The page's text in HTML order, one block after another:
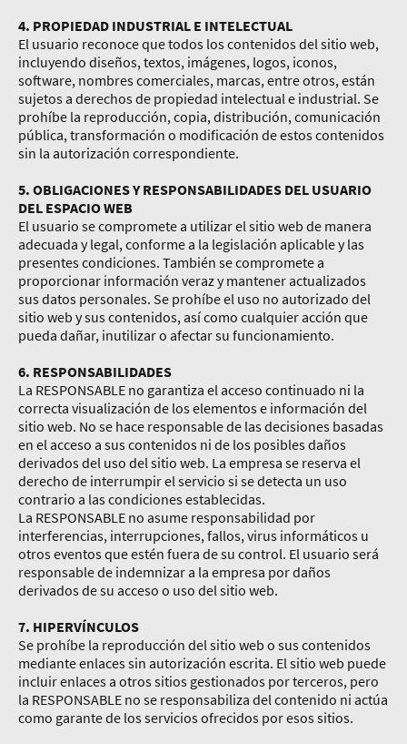
4. PROPIEDAD INDUSTRIAL E INTELECTUAL
El usuario reconoce que todos los contenidos del sitio web,
incluyendo diseños, textos, imágenes, logos, iconos,
software, nombres comerciales, marcas, entre otros, están
sujetos a derechos de propiedad intelectual e industrial. Se
prohíbe la reproducción, copia, distribución, comunicación
pública, transformación o modificación de estos contenidos
sin la autorización correspondiente.
5. OBLIGACIONES Y RESPONSABILIDADES DEL USUARIO
DEL ESPACIO WEB
El usuario se compromete a utilizar el sitio web de manera
adecuada y legal, conforme a la legislación aplicable y las
presentes condiciones. También se compromete a
proporcionar información veraz y mantener actualizados
sus datos personales. Se prohíbe el uso no autorizado del
sitio web y sus contenidos, así como cualquier acción que
pueda dañar, inutilizar o afectar su funcionamiento.
6. RESPONSABILIDADES
La RESPONSABLE no garantiza el acceso continuado ni la
correcta visualización de los elementos e información del
sitio web. No se hace responsable de las decisiones basadas
en el acceso a sus contenidos ni de los posibles daños
derivados del uso del sitio web. La empresa se reserva el
derecho de interrumpir el servicio si se detecta un uso
contrario a las condiciones establecidas.
La RESPONSABLE no asume responsabilidad por
interferencias, interrupciones, fallos, virus informáticos u
otros eventos que estén fuera de su control. El usuario será
responsable de indemnizar a la empresa por daños
derivados de su acceso o uso del sitio web.
7. HIPERVÍNCULOS
Se prohíbe la reproducción del sitio web o sus contenidos
mediante enlaces sin autorización escrita. El sitio web puede
incluir enlaces a otros sitios gestionados por terceros, pero
la RESPONSABLE no se responsabiliza del contenido ni actúa
como garante de los servicios ofrecidos por esos sitios.